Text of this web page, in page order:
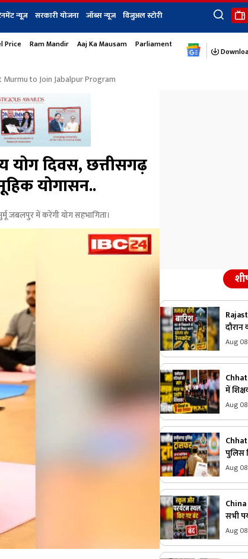
न्यूज़ सरकारी योजना जॉब्स न्यूज विजुअल स्टोरी
जॉब्स न्यूज
Price Ram Mandir Aaj Ka Mausam Parliament Monsoon Session
to Join Jabalpur Program
योग दिवस, छत्तीसगढ़
योगासन..
जबलपुर में करेंगी योग सहभागिता।
Aug
में
कई
Aug
पुलिस
40 से
तैनाती
Aug
सभी
किस
Aug